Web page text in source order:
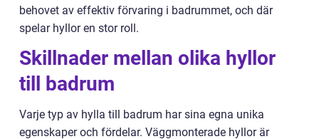
behovet av effektiv förvaring i badrummet, och där
spelar hyllor en stor roll.
Skillnader mellan olika hyllor
till badrum
Varje typ av hylla till badrum har sina egna unika
egenskaper och fördelar. Väggmonterade hyllor är